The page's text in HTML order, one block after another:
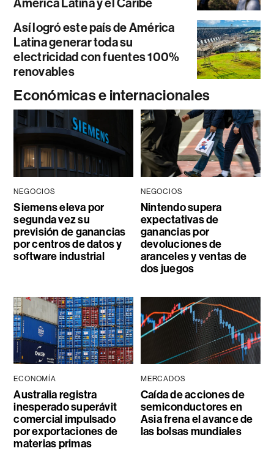
América Latina y el Caribe
Así logró este país de América
Latina generar toda su
electricidad con fuentes 100%
renovables
Económicas e internacionales
NEGOCIOS
Siemens eleva por
segunda vez su
previsión de ganancias
por centros de datos y
software industrial
NEGOCIOS
Nintendo supera
expectativas de
ganancias por
devoluciones de
aranceles y ventas de
dos juegos
ECONOMÍA
Australia registra
inesperado superávit
comercial impulsado
por exportaciones de
materias primas
MERCADOS
Caída de acciones de
semiconductores en
Asia frena el avance de
las bolsas mundiales